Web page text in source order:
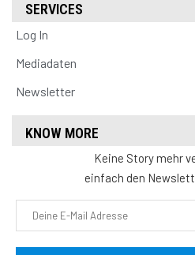
SERVICES
Log In
Mediadaten
Newsletter
KNOW MORE
Keine Story mehr
einfach den